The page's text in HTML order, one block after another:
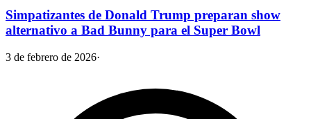
Simpatizantes de Donald Trump preparan show
alternativo a Bad Bunny para el Super Bowl
3 de febrero de 2026·